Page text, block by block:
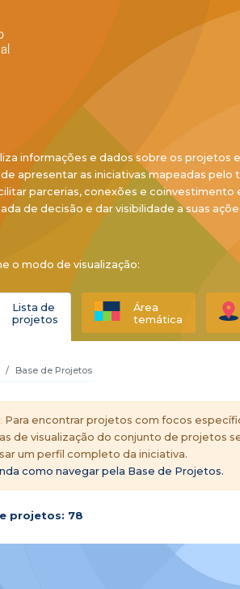
informações e dados sobre os projetos
apresentar as iniciativas mapeadas pelo
parcerias, conexões e coinvestimento
de decisão e dar visibilidade a suas
o modo de visualização:
Lista de
projetos
Área
temática
Base de Projetos
Para encontrar projetos com focos
de visualização do conjunto de projetos
um perfil completo da iniciativa.
como navegar pela Base de Projetos.
projetos: 78